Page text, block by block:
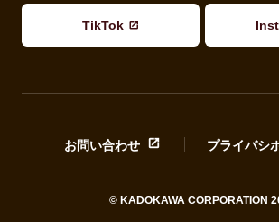
TikTok
お問い合わせ プライバシ
© KADOKAWA CORPORATION